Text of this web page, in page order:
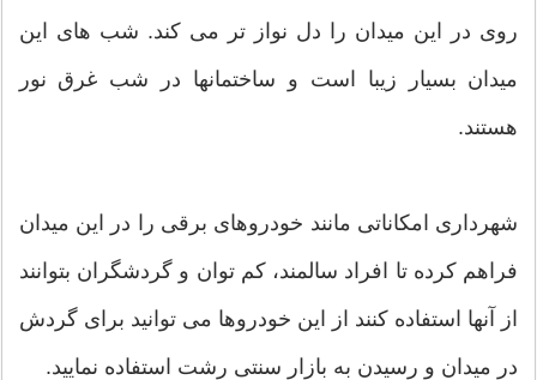
روی در این میدان را دل نواز تر می کند. شب های این
میدان بسیار زیبا است و ساختمانها در شب غرق نور
هستند.
شهرداری امکاناتی مانند خودروهای برقی را در این میدان
فراهم کرده تا افراد سالمند، کم توان و گردشگران بتوانند
از آنها استفاده کنند از این خودروها می توانید برای گردش
در میدان و رسیدن به بازار سنتی رشت استفاده نمایید.